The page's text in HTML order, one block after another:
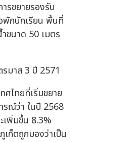
รขยายรองรับ
พักนักเรียน พื้นที่
ขนาด 50 เมตร
มาส 3 ปี 2571
ศไทยที่เริ่มขยาย
ณ์ว่า ในปี 2568
เพิ่มขึ้น 8.3%
เก็ตถูกมองว่าเป็น